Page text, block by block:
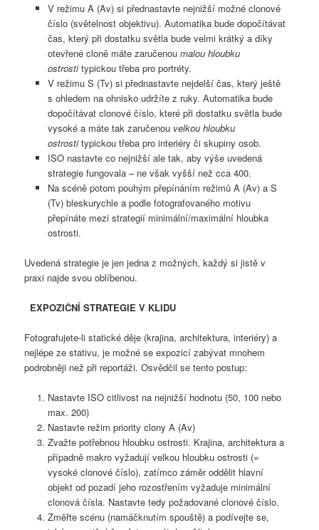
V režimu A (Av) si přednastavte nejnižší možné clonové
číslo (světelnost objektivu). Automatika bude dopočítávat
čas, který při dostatku světla bude velmi krátký a díky
otevřené cloně máte zaručenou malou hloubku
ostrostitypickou třeba pro portréty.
V režimu S (Tv) si přednastavte nejdelší čas, který ještě
s ohledem na ohnisko udržíte z ruky. Automatika bude
dopočítávat clonové číslo, které při dostatku světla bude
vysoké a máte tak zaručenou velkou hloubku
ostrostitypickou třeba pro interiéry či skupiny osob.
ISO nastavte co nejnižší ale tak, aby výše uvedená
strategie fungovala – ne však vyšší než cca 400.
Na scéně potom pouhým přepínáním režimů A (Av) a S
(Tv) bleskurychle a podle fotografovaného motivu
přepínáte mezi strategií minimální/maximální hloubka
ostrosti.
Uvedená strategie je jen jedna z možných, každý si jistě v
praxi najde svou oblíbenou.
EXPOZIČNÍ STRATEGIE V KLIDU
Fotografujete-li statické děje (krajina, architektura, interiéry) a
nejlépe ze stativu, je možné se expozicí zabývat mnohem
podrobněji než při reportáži. Osvědčil se tento postup:
Nastavte ISO citlivost na nejnižší hodnotu (50, 100 nebo
max. 200)
Nastavte režim priority clony A (Av)
Zvažte potřebnou hloubku ostrosti. Krajina, architektura a
případně makro vyžadují velkou hloubku ostrosti (=
vysoké clonové číslo), zatímco záměr oddělit hlavní
objekt od pozadí jeho rozostřením vyžaduje minimální
clonová čísla. Nastavte tedy požadované clonové číslo.
Změřte scénu (namáčknutím spouště) a podívejte se,